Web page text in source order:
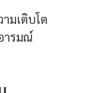
ามเติบโต
ารมณ์